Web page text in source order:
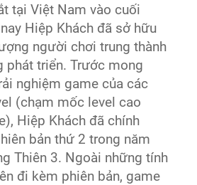
tại Việt Nam vào cuối
Hiệp Khách đã sở hữu
người chơi trung thành
phát triển. Trước mong
nghiệm game của các
(chạm mốc level cao
Hiệp Khách đã chính
bản thứ 2 trong năm
Thiên 3. Ngoài những tính
đi kèm phiên bản, game